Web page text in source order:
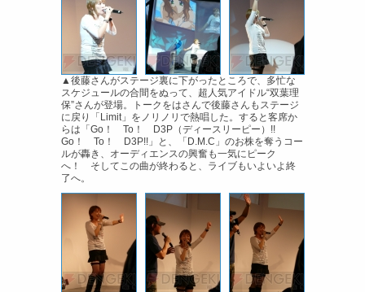
▲後藤さんがステージ裏に下がったところで、多忙な
スケジュールの合間をぬって、超人気アイドル“双葉理
保”さんが登場。トークをはさんで後藤さんもステージ
に戻り「Limit」をノリノリで熱唱した。すると客席か
らは「Go！ To！ D3P（ディースリーピー）!!
Go！ To！ D3P!!」と、「D.M.C」のお株を奪うコー
ルが轟き、オーディエンスの興奮も一気にピーク
へ！ そしてこの曲が終わると、ライブもいよいよ終
了へ。